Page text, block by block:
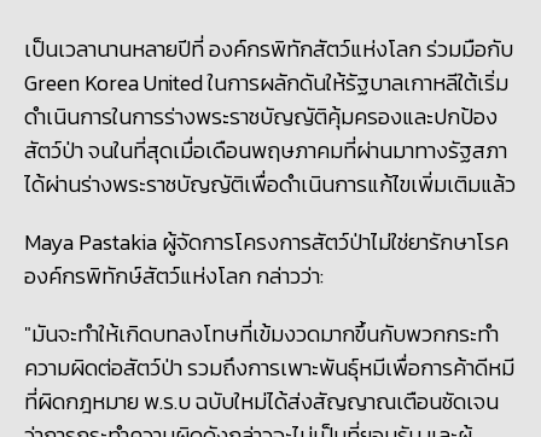
เป็นเวลานานหลายปีที่ องค์กรพิทักสัตว์แห่งโลก ร่วมมือกับ
Green Korea United ในการผลักดันให้รัฐบาลเกาหลีใต้เริ่ม
ดำเนินการในการร่างพระราชบัญญัติคุ้มครองและปกป้อง
สัตว์ป่า จนในที่สุดเมื่อเดือนพฤษภาคมที่ผ่านมาทางรัฐสภา
ได้ผ่านร่างพระราชบัญญัติเพื่อดำเนินการแก้ไขเพิ่มเติมแล้ว
Maya Pastakia ผู้จัดการโครงการสัตว์ป่าไม่ใช่ยารักษาโรค
องค์กรพิทักษ์สัตว์แห่งโลก กล่าวว่า:
"มันจะทำให้เกิดบทลงโทษที่เข้มงวดมากขึ้นกับพวกกระทำ
ความผิดต่อสัตว์ป่า รวมถึงการเพาะพันธุ์หมีเพื่อการค้าดีหมี
ที่ผิดกฎหมาย พ.ร.บ ฉบับใหม่ได้ส่งสัญญาณเตือนชัดเจน